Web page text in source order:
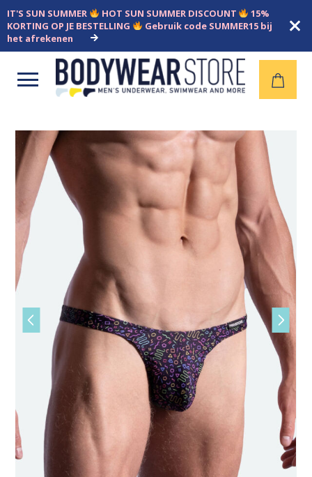
IT'S SUN SUMMER HOT SUN SUMMER DISCOUNT
15%
KORTING OP JE BESTELLING
Gebruik code SUMMER15 bij
het afrekenen
Open
Vorige
slide
slide